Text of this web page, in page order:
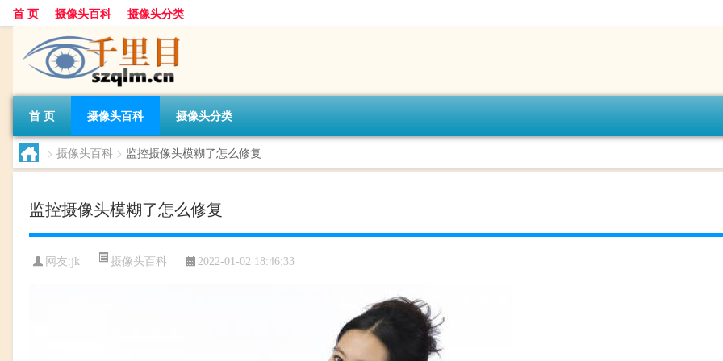
首 页 摄像头百科 摄像头分类
首 页 摄像头百科 摄像头分类
> 摄像头百科 > 监控摄像头模糊了怎么修复
监控摄像头模糊了怎么修复
网友:jk 摄像头百科 2022-01-02 18:46:33